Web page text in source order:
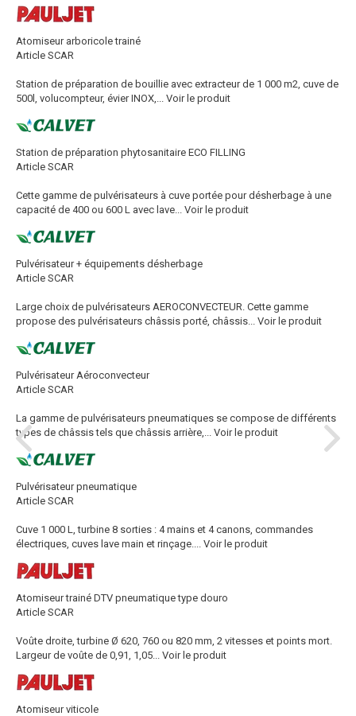
Atomiseur arboricole trainé
Article SCAR
Station de préparation de bouillie avec extracteur de 1 000 m2, cuve de
500l, volucompteur, évier INOX,...
Voir le produit
Station de préparation phytosanitaire ECO FILLING
Article SCAR
Cette gamme de pulvérisateurs à cuve portée pour désherbage à une
capacité de 400 ou 600 L avec lave...
Voir le produit
Pulvérisateur + équipements désherbage
Article SCAR
Large choix de pulvérisateurs AEROCONVECTEUR. Cette gamme
propose des pulvérisateurs châssis porté, châssis...
Voir le produit
Pulvérisateur Aéroconvecteur
Article SCAR
La gamme de pulvérisateurs pneumatiques se compose de différents
types de châssis tels que châssis arrière,...
Voir le produit
Pulvérisateur pneumatique
Article SCAR
Cuve 1 000 L, turbine 8 sorties : 4 mains et 4 canons, commandes
électriques, cuves lave main et rinçage....
Voir le produit
Atomiseur trainé DTV pneumatique type douro
Article SCAR
Voûte droite, turbine Ø 620, 760 ou 820 mm, 2 vitesses et points mort.
Largeur de voûte de 0,91, 1,05...
Voir le produit
Atomiseur viticole